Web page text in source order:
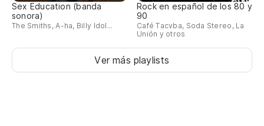
Sex Education (banda
sonora)
The Smiths, A-ha, Billy Idol...
Rock en español de los 80 y
90
Café Tacvba, Soda Stereo, La
Unión y otros
Ver más playlists